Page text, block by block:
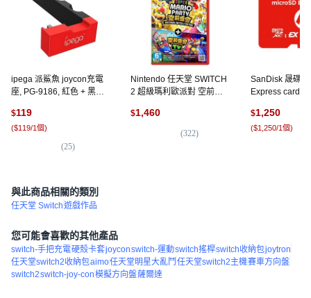
ipega 派鯊魚 joycon充電
座, PG-9186, 紅色 + 黑色,
$119
($119/1個)
(25)
Nintendo 任天堂 SWITCH
2 超級瑪利歐派對 空前盛
$1,460
(322)
SanDisk 晟碟
Express card
1個, 單一商品
$1,250
($1,250/1個)
與此商品相關的類別
任天堂 Switch遊戲作品
您可能會喜歡的其他產品
switch-手把充電硬殼卡套joyconswitch-運動switch搖桿switch收納包joytron
任天堂switch2收納包aimo任天堂明星大亂鬥 任天堂switch2主機賽車方向盤
switch2switch-joy-con模擬方向盤薩爾達